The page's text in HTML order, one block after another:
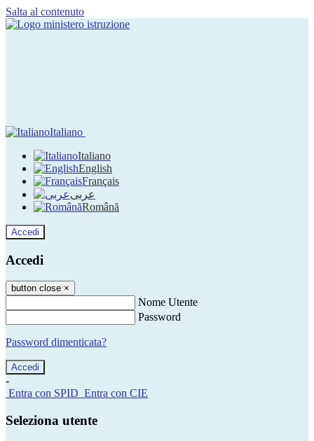
Salta al contenuto
Italiano
Italiano
English
Français
عربى
Română
Accedi
Accedi
button close ×
Nome Utente
Password
Password dimenticata?
-
Entra con SPID Entra con CIE
Seleziona utente